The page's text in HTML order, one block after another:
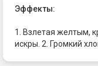
Эффекты:
1. Взлетая желтым,
искры. 2. Громкий